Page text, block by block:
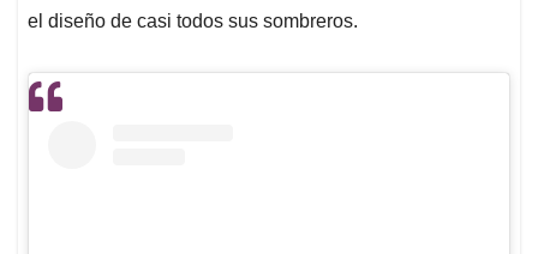
el diseño de casi todos sus sombreros.